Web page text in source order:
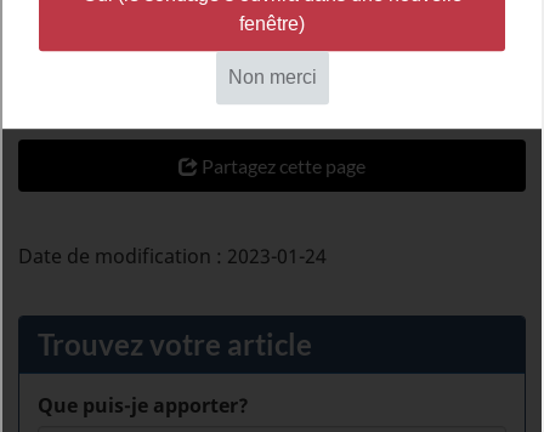
dans les bagages de cabine et dans les
bagages enregistrés.
Partagez cette page
Date de modification : 2023-01-24
Trouvez votre article
Que puis-je apporter?